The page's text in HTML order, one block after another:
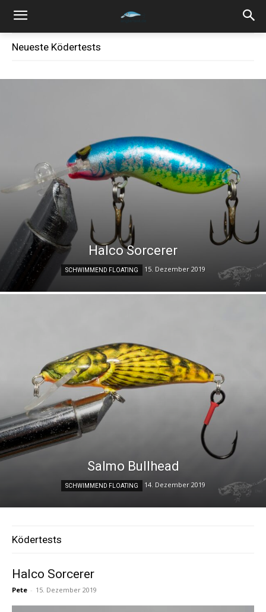
Neueste Ködertests
Halco Sorcerer
SCHWIMMEND FLOATING 15. Dezember 2019
Salmo Bullhead
SCHWIMMEND FLOATING 14. Dezember 2019
Ködertests
Halco Sorcerer
Pete - 15. Dezember 2019